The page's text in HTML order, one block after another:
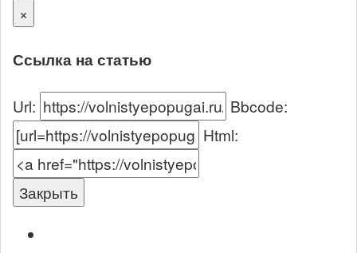
×
Ссылка на статью
Url:
Bbcode:
Html:
Закрыть